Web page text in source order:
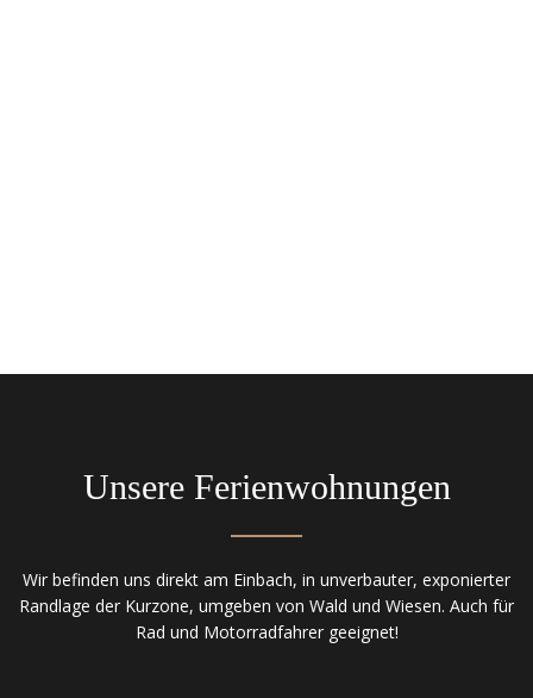
Unsere Ferienwohnungen
Wir befinden uns direkt am Einbach, in unverbauter, exponierter
Randlage der Kurzone, umgeben von Wald und Wiesen. Auch für
Rad und Motorradfahrer geeignet!